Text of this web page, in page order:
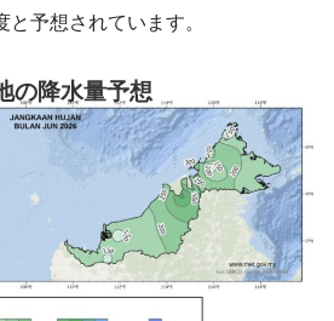
予想されています。
の降水量予想